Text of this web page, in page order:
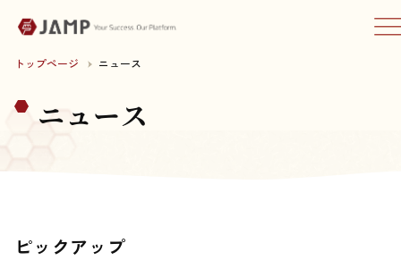
トップページ ニュース
ニュース
ピックアップ